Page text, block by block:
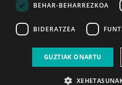
2026ko eka. 1a
BEHAR-BEHARREZKOA
BIDERATZEA
GUZTIAK ONARTU